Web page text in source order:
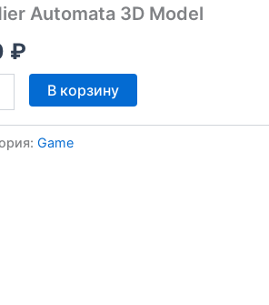
Automata 3D Model
₽
В корзину
Game